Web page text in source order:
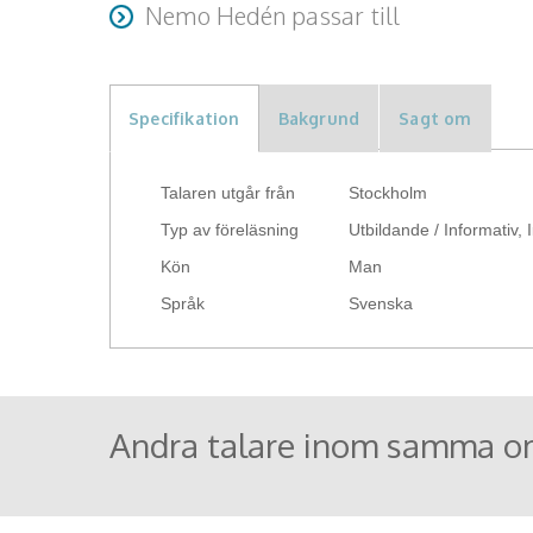
inleda med ett kort klipp från “Kungarna av
– från kortare inspirationsföreläsningar till längre
syfte. Flexibiliteten gör att varje uppdrag blir unikt
Nemo Hedén passar till
anhöriga, vilket gör att många berörs direkt eller
som vuxna, arbetsplatser, skolor och
Specifikation Bakgrund Sagt om
Talaren utgår från
Stockholm
Typ av föreläsning
Utbildande / Informativ,
Kön
Man
Språk
Svenska
Andra talare inom samma